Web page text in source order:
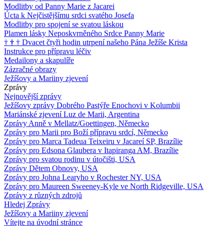
Modlitby od Panny Marie z Jacarei
Úcta k Nejčistějšímu srdci svatého Josefa
Modlitby pro spojení se svatou láskou
Plamen lásky Neposkvrněného Srdce Panny Marie
† † † Dvacet čtyři hodin utrpení našeho Pána Ježíše Krista
Instrukce pro přípravu léčiv
Medailony a skapulíře
Zázračné obrazy
Ježíšovy a Mariiny zjevení
Zprávy
Nejnovější zprávy
Ježíšovy zprávy Dobrého Pastýře Enochovi v Kolumbii
Mariánské zjevení Luz de Marii, Argentina
Zprávy Anně v Mellatz/Goettingen, Německo
Zprávy pro Marii pro Boží přípravu srdcí, Německo
Zprávy pro Marca Tadeua Teixeiru v Jacareí SP, Brazílie
Zprávy pro Edsona Glaubera v Itapiranga AM, Brazílie
Zprávy pro svatou rodinu v útočišti, USA
Zprávy Dětem Obnovy, USA
Zprávy pro Johna Learyho v Rochester NY, USA
Zprávy pro Maureen Sweeney-Kyle ve North Ridgeville, USA
Zprávy z různých zdrojů
Hledej Zprávy
Ježíšovy a Mariiny zjevení
Vítejte na úvodní stránce